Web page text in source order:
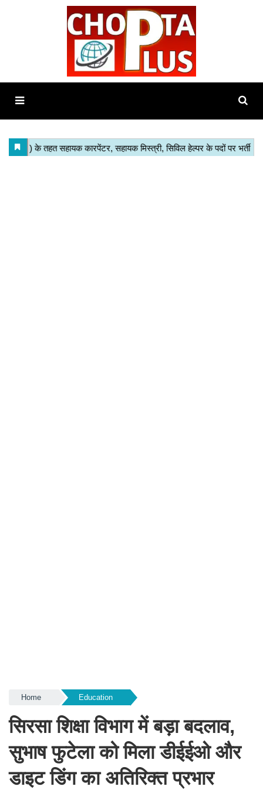
Home Education
सिरसा शिक्षा विभाग में बड़ा बदलाव,
सुभाष फुटेला को मिला डीईईओ और
डाइट डिंग का अतिरिक्त प्रभार